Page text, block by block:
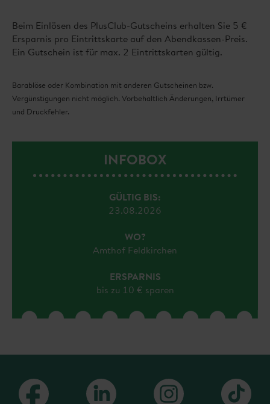
Beim Einlösen des PlusClub-Gutscheins erhalten Sie 5 €
Ersparnis pro Eintrittskarte auf den Abendkassen-Preis.
Ein Gutschein ist für max. 2 Eintrittskarten gültig.
Barablöse oder Kombination mit anderen Gutscheinen bzw.
Vergünstigungen nicht möglich. Vorbehaltlich Änderungen, Irrtümer
und Druckfehler.
INFOBOX
GÜLTIG BIS:
23.08.2026
WO?
Amthof Feldkirchen
ERSPARNIS
bis zu 10 € sparen